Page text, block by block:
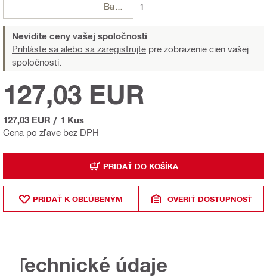
1
Nevidíte ceny vašej spoločnosti
Prihláste sa alebo sa zaregistrujte pre zobrazenie cien vašej
spoločnosti.
Cena po zľave bez DPH
127,03 EUR
127,03 EUR / 1 Kus
PRIDAŤ DO KOŠÍKA
PRIDAŤ K OBĽÚBENÝM OVERIŤ DOSTUPNOSŤ
Technické údaje